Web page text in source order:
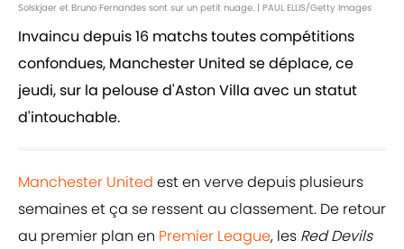
Solskjaer et Bruno Fernandes sont sur un petit nuage. | PAUL ELLIS/Getty Images
Invaincu depuis 16 matchs toutes compétitions
confondues, Manchester United se déplace, ce
jeudi, sur la pelouse d'Aston Villa avec un statut
d'intouchable.
Manchester United est en verve depuis plusieurs
semaines et ça se ressent au classement. De retour
au premier plan en Premier League, les Red Devils